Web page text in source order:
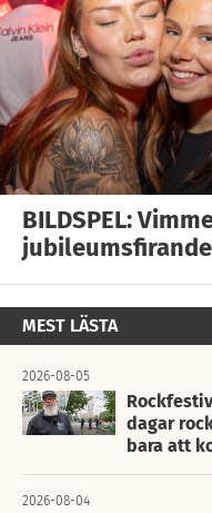
BILDSPEL:
MEST LÄSTA
2026-08-05
dagar
bara att
2026-08-04